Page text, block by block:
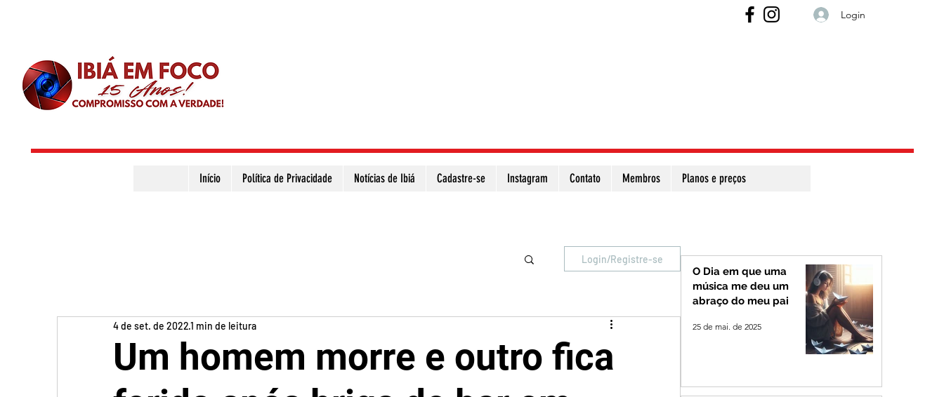
Login
Início Política de Privacidade Notícias de Ibiá Cadastre-se Instagram Contato Membros Planos e preços
Login/Registre-se
Um homem morre e outro fica
4 de set. de 20221 min de leitura
O Dia em que uma
música me deu um
abraço do meu pai
25 de mai. de 2025